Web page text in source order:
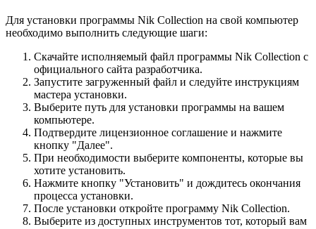
Для установки программы Nik Collection на свой компьютер
необходимо выполнить следующие шаги:
Скачайте исполняемый файл программы Nik Collection с
официального сайта разработчика.
Запустите загруженный файл и следуйте инструкциям
мастера установки.
Выберите путь для установки программы на вашем
компьютере.
Подтвердите лицензионное соглашение и нажмите
кнопку "Далее".
При необходимости выберите компоненты, которые вы
хотите установить.
Нажмите кнопку "Установить" и дождитесь окончания
процесса установки.
После установки откройте программу Nik Collection.
Выберите из доступных инструментов тот, который вам